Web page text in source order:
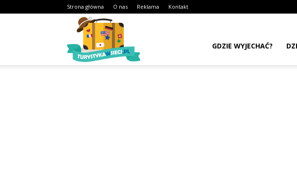
Strona główna O nas Reklama Kontakt
GDZIE WYJECHAĆ?